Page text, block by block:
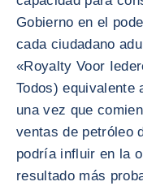
Gobierno en el
cada ciudadano
«Royalty Voor
Todos) equivalente
una vez que
ventas de petróleo
podría influir en la
resultado más